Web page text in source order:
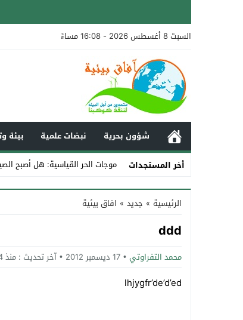
السبت 8 أغسطس 2026 - 16:08 مساءً
شؤون بحرية نبضات علمية بيئة
أخر المستجدات
موجات الحر القياسية: هل أصبح
Stop
Previous
الرئيسية » جديد » افاق بيئية
ddd
محمد التفراوتي 17 ديسمبر 2012 آخر تحديث : منذ 14 سنة
lhjygfr’de’d’ed